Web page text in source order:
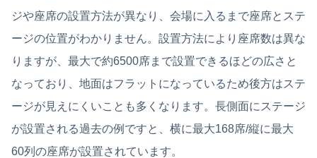
ジや座席の設置方法が異なり、会場に入るまで座席とステ
ージの位置がわかりません。設置方法により座席数は異な
りますが、最大で約6500席まで設置できるほどの広さと
なっており、地面はフラットになっているため後方はステ
ージが見えにくいことも多くなります。長側面にステージ
が設置される過去の例ですと、横に最大168席/縦に最大
60列の座席が設置されています。